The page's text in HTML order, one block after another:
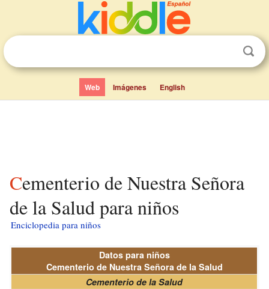
Web Imágenes English
Cementerio de Nuestra Señora
de la Salud para niños
Enciclopedia para niños
Datos para niños
Cementerio de Nuestra Señora de la Salud
Cementerio de la Salud